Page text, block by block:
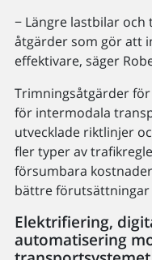
− Längre lastbilar och
åtgärder som gör att
effektivare, säger
Trimningsåtgärder
för intermodala
utvecklade riktlinjer
fler typer av
försumbara
bättre förutsättningar
Elektrifiering,
automatisering